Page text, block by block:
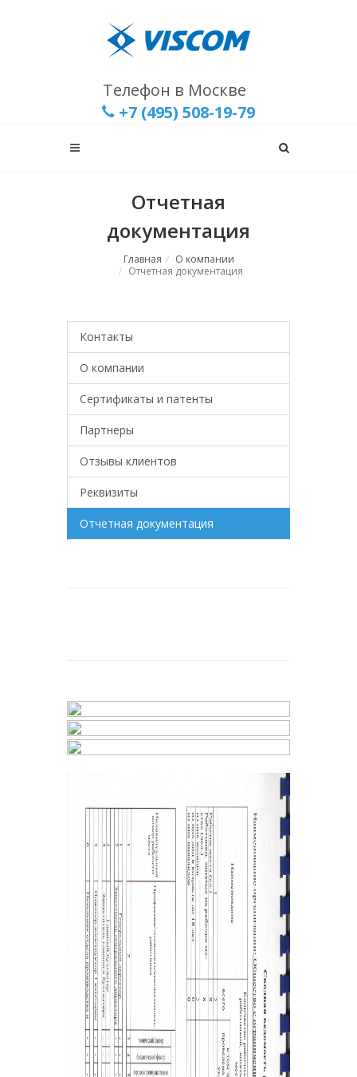
Телефон в Москве
+7 (495) 508-19-79
Отчетная
документация
Главная
О компании
Отчетная документация
Контакты
О компании
Сертификаты и патенты
Партнеры
Отзывы клиентов
Реквизиты
Отчетная документация